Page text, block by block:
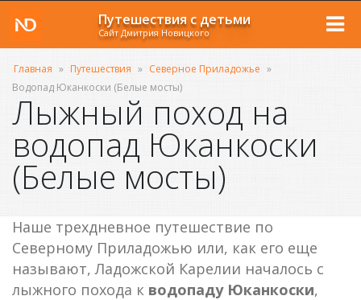
Путешествия с детьми
Сайт Дмитрия Новицкого
Главная » Путешествия » Северное Приладожье »
Водопад Юканкоски (Белые мосты)
Лыжный поход на
водопад Юканкоски
(Белые мосты)
Наше трехдневное путешествие по
Северному Приладожью или, как его еще
называют, Ладожской Карелии началось с
лыжного похода к водопаду Юканкоски,